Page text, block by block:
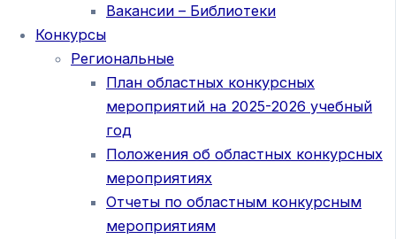
Вакансии – Библиотеки
Конкурсы
Региональные
План областных конкурсных
мероприятий на 2025-2026 учебный
год
Положения об областных конкурсных
мероприятиях
Отчеты по областным конкурсным
мероприятиям